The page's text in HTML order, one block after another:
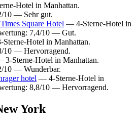
Hotel in Manhattan.
10 — Sehr gut.
Square Hotel — 4-Sterne-Hotel in
7,4/10 — Gut.
Hotel in Manhattan.
10 — Hervorragend.
3-Sterne-Hotel in Manhattan.
10 — Wunderbar.
hotel — 4-Sterne-Hotel in
8,8/10 — Hervorragend.
York